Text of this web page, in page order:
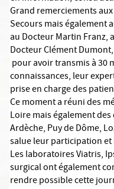
Grand remerciements
Secours mais également
au Docteur Martin Franz,
Docteur Clément
pour avoir transmis à 30
connaissances, leur
prise en charge des
Ce moment a réuni des
Loire mais également
Ardèche, Puy de Dôme,
salue leur participation
Les laboratoires Viatris,
surgical ont également
rendre possible cette